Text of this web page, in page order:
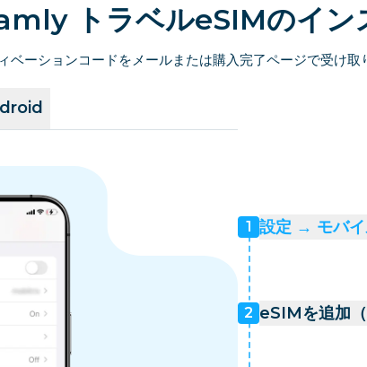
トラベルeSIMのイン
ーションコードをメールまたは購入完了ページで受け取
1 設定 → モバ
2 eSIMを追加